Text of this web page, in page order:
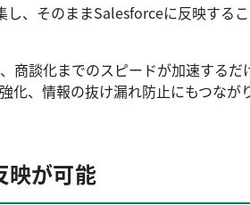
、そのままSalesforceに反映する
談化までのスピードが加速する
、情報の抜け漏れ防止にもつながり
映が可能